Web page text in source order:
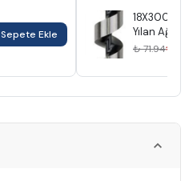
Sepete Ekle
18X300
Yılan Ağaç
Matkap
₺ 71.94₺